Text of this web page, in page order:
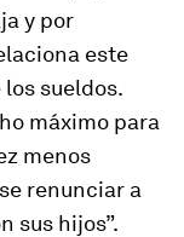
y por
este
sueldos.
máximo para
menos
renunciar a
sus hijos”.